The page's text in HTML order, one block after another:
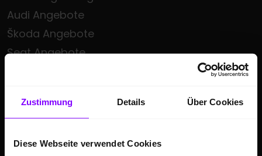
Zustimmung Details Über Cookies
Diese Webseite verwendet Cookies
Audi Angebote
Škoda Angebote
Seat Angebote
Hülpert kauft Ihr Auto
E-Mobilität